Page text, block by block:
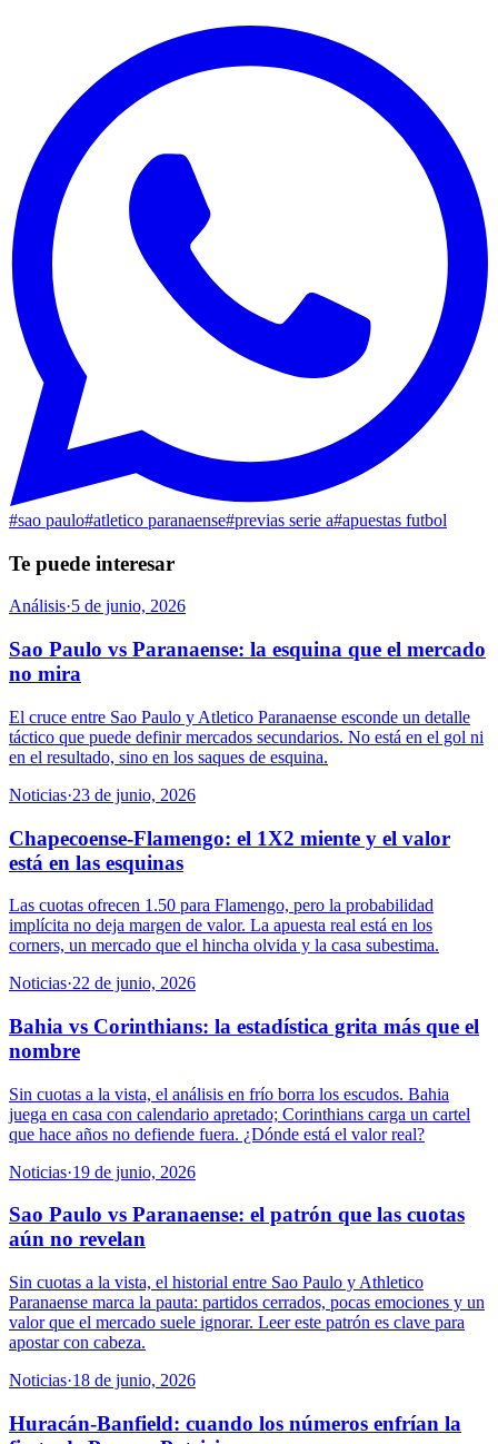
#sao paulo#atletico paranaense#previas serie a#apuestas futbol
Te puede interesar
Análisis·5 de junio, 2026
Sao Paulo vs Paranaense: la esquina que el mercado
no mira
El cruce entre Sao Paulo y Atletico Paranaense esconde un detalle
táctico que puede definir mercados secundarios. No está en el gol ni
en el resultado, sino en los saques de esquina.
Noticias·23 de junio, 2026
Chapecoense-Flamengo: el 1X2 miente y el valor
está en las esquinas
Las cuotas ofrecen 1.50 para Flamengo, pero la probabilidad
implícita no deja margen de valor. La apuesta real está en los
corners, un mercado que el hincha olvida y la casa subestima.
Noticias·22 de junio, 2026
Bahia vs Corinthians: la estadística grita más que el
nombre
Sin cuotas a la vista, el análisis en frío borra los escudos. Bahia
juega en casa con calendario apretado; Corinthians carga un cartel
que hace años no defiende fuera. ¿Dónde está el valor real?
Noticias·19 de junio, 2026
Sao Paulo vs Paranaense: el patrón que las cuotas
aún no revelan
Sin cuotas a la vista, el historial entre Sao Paulo y Athletico
Paranaense marca la pauta: partidos cerrados, pocas emociones y un
valor que el mercado suele ignorar. Leer este patrón es clave para
apostar con cabeza.
Noticias·18 de junio, 2026
Huracán-Banfield: cuando los números enfrían la